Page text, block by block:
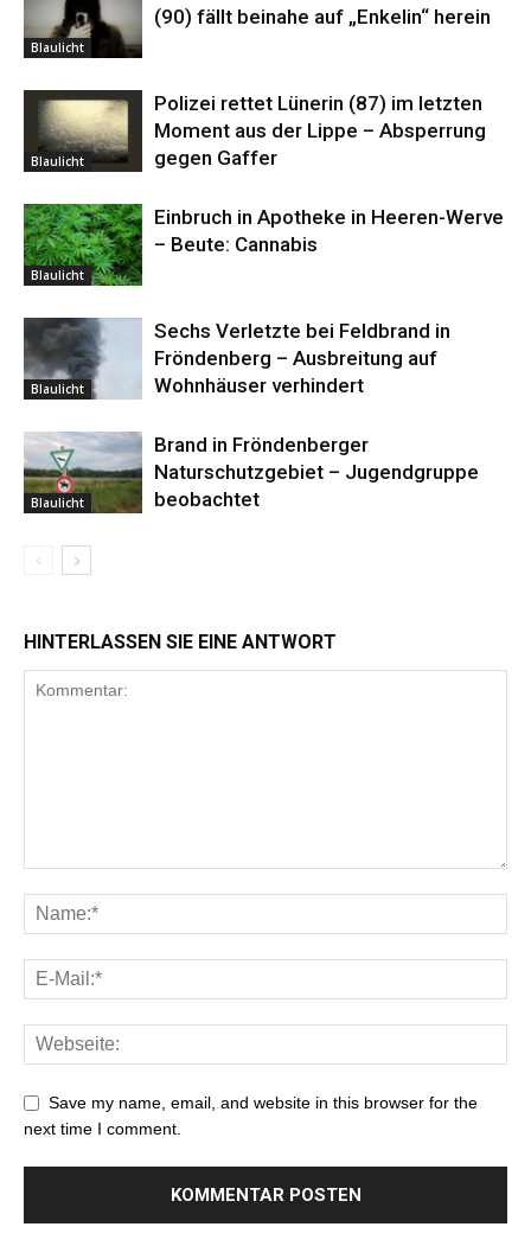
Blaulicht
(90) fällt beinahe auf „Enkelin“ herein
Blaulicht
Polizei rettet Lünerin (87) im letzten
Moment aus der Lippe – Absperrung
gegen Gaffer
Blaulicht
Einbruch in Apotheke in Heeren-Werve
– Beute: Cannabis
Blaulicht
Sechs Verletzte bei Feldbrand in
Fröndenberg – Ausbreitung auf
Wohnhäuser verhindert
Blaulicht
Brand in Fröndenberger
Naturschutzgebiet – Jugendgruppe
beobachtet
HINTERLASSEN SIE EINE ANTWORT
Save my name, email, and website in this browser for the
next time I comment.